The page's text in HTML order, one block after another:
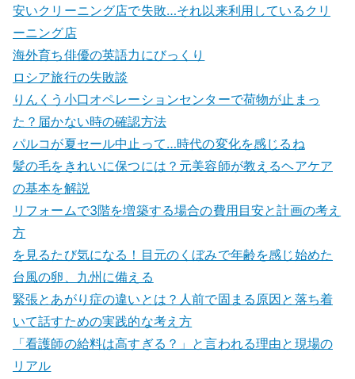
安いクリーニング店で失敗…それ以来利用しているクリ
ーニング店
海外育ち俳優の英語力にびっくり
ロシア旅行の失敗談
りんくう小口オペレーションセンターで荷物が止まっ
た？届かない時の確認方法
パルコが夏セール中止って…時代の変化を感じるね
髪の毛をきれいに保つには？元美容師が教えるヘアケア
の基本を解説
リフォームで3階を増築する場合の費用目安と計画の考え
方
を見るたび気になる！目元のくぼみで年齢を感じ始めた
台風の卵、九州に備える
緊張とあがり症の違いとは？人前で固まる原因と落ち着
いて話すための実践的な考え方
「看護師の給料は高すぎる？」と言われる理由と現場の
リアル